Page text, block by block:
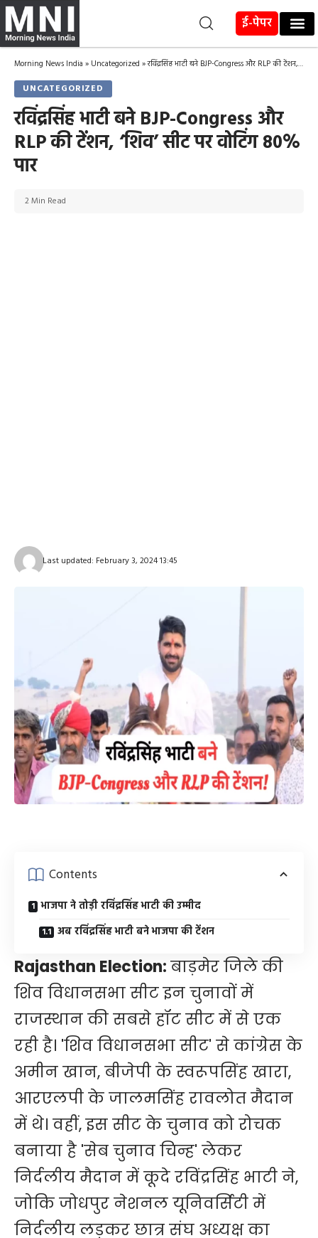
ई-पेपर
Morning News India » Uncategorized »रविंद्रसिंह भाटी बने BJP-Congress और RLP की टेंशन, ‘शिव’ सीट पर वोटिंग 80% पार
UNCATEGORIZED
रविंद्रसिंह भाटी बने BJP-Congress और
RLP की टेंशन, ‘शिव’ सीट पर वोटिंग 80%
पार
Last updated: February 3, 2024 13:45
2 Min Read
Contents
भाजपा ने तोड़ी रविंद्रसिंह भाटी की उम्मीद
अब रविंद्रसिंह भाटी बने भाजपा की टेंशन
Rajasthan Election:बाड़मेर जिले की
शिव विधानसभा सीट इन चुनावों में
राजस्थान की सबसे हॉट सीट में से एक
रही है। 'शिव विधानसभा सीट' से कांग्रेस के
अमीन खान, बीजेपी के स्वरूपसिंह खारा,
आरएलपी के जालमसिंह रावलोत मैदान
में थे। वहीं, इस सीट के चुनाव को रोचक
बनाया है 'सेब चुनाव चिन्ह' लेकर
निर्दलीय मैदान में कूदे रविंद्रसिंह भाटी ने,
जोकि जोधपुर नेशनल यूनिवर्सिटी में
निर्दलीय लड़कर छात्र संघ अध्यक्ष का